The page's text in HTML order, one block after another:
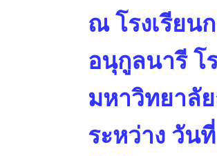
ณ โรงเรียน
อนุกูลนารี โ
มหาวิทยาลั
ระหว่าง วัน